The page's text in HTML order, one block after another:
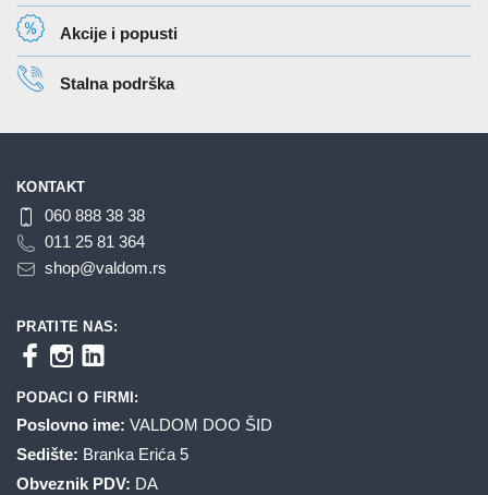
Akcije i popusti
Stalna podrška
KONTAKT
060 888 38 38
011 25 81 364
shop@valdom.rs
PRATITE NAS:
PODACI O FIRMI:
Poslovno ime: VALDOM DOO ŠID
Sedište: Branka Erića 5
Obveznik PDV: DA